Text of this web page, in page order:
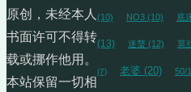
(10) NO3 (10) 底
(13) 迷螯 (12) 莫
(7) 老婆 (20) 50/
原创，未经本人
书面许可不得转
载或挪作他用。
本站保留一切相